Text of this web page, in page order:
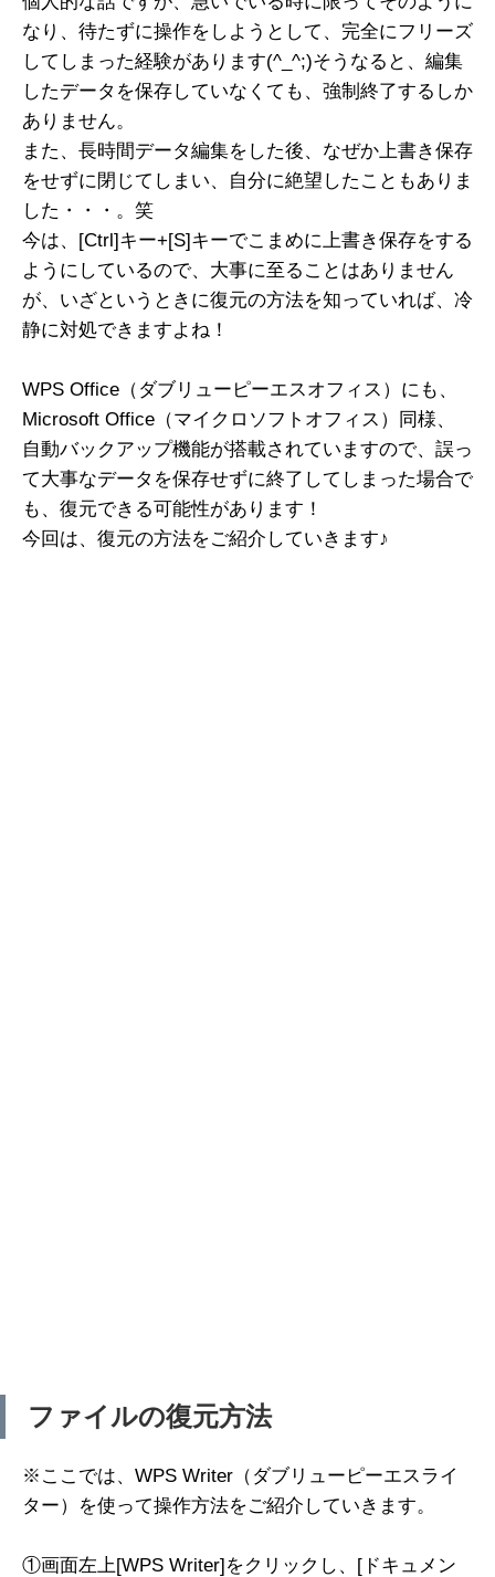
なり、待たずに操作をしようとして、完全にフリーズ
してしまった経験があります(^_^;)そうなると、編集
したデータを保存していなくても、強制終了するしか
ありません。
また、長時間データ編集をした後、なぜか上書き保存
をせずに閉じてしまい、自分に絶望したこともありま
した・・・。笑
今は、[Ctrl]キー+[S]キーでこまめに上書き保存をする
ようにしているので、大事に至ることはありません
が、いざというときに復元の方法を知っていれば、冷
静に対処できますよね！
WPS Office（ダブリューピーエスオフィス）にも、
Microsoft Office（マイクロソフトオフィス）同様、
自動バックアップ機能が搭載されていますので、誤っ
て大事なデータを保存せずに終了してしまった場合で
も、復元できる可能性があります！
今回は、復元の方法をご紹介していきます♪
ファイルの復元方法
※ここでは、WPS Writer（ダブリューピーエスライ
ター）を使って操作方法をご紹介していきます。
①画面左上[WPS Writer]をクリックし、[ドキュメン